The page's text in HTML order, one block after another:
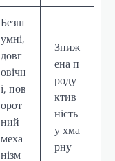
Безш
умні,
довг
овічн
і, пов
орот
ний
меха
нізм
Зниж
ена п
роду
ктив
ність
у хма
рну